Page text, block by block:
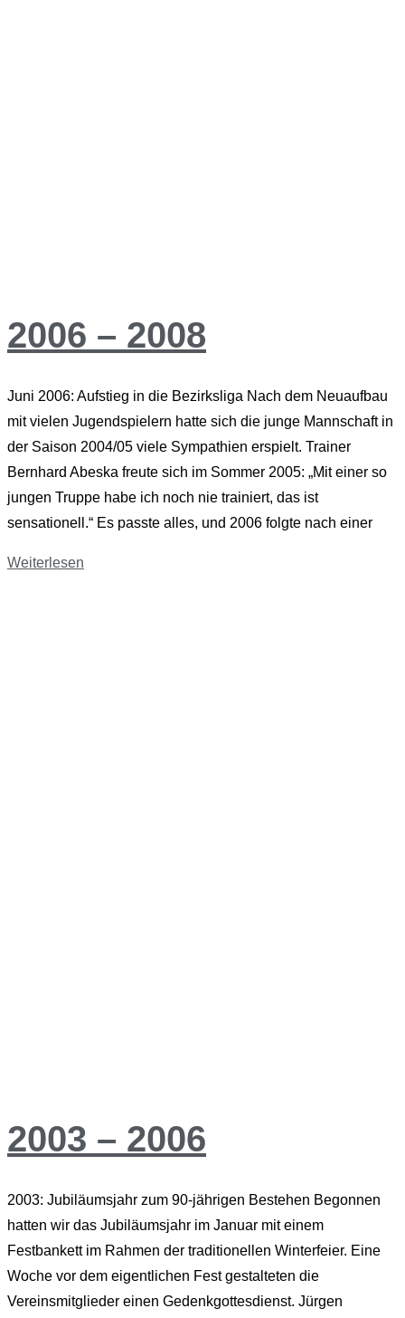
2006 – 2008
Juni 2006: Aufstieg in die Bezirksliga Nach dem Neuaufbau
mit vielen Jugendspielern hatte sich die junge Mannschaft in
der Saison 2004/05 viele Sympathien erspielt. Trainer
Bernhard Abeska freute sich im Sommer 2005: „Mit einer so
jungen Truppe habe ich noch nie trainiert, das ist
sensationell.“ Es passte alles, und 2006 folgte nach einer
Weiterlesen
2003 – 2006
2003: Jubiläumsjahr zum 90-jährigen Bestehen Begonnen
hatten wir das Jubiläumsjahr im Januar mit einem
Festbankett im Rahmen der traditionellen Winterfeier. Eine
Woche vor dem eigentlichen Fest gestalteten die
Vereinsmitglieder einen Gedenkgottesdienst. Jürgen